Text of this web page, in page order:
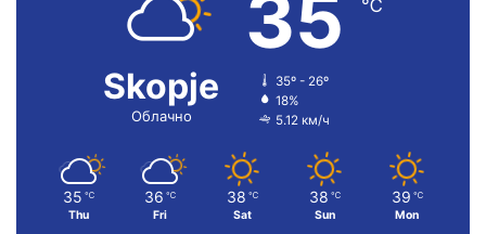
Skopje
Облачно
35 ℃
35º - 26º
18%
5.12 км/ч
35 ℃
Thu
36 ℃
Fri
38 ℃
Sat
38 ℃
Sun
39 ℃
Mon